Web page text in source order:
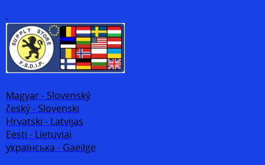
.
Magyar - Slovenský
český - Slovenski
Hrvatski - Latvijas
Eesti - Lietuviai
українська - Gaeilge